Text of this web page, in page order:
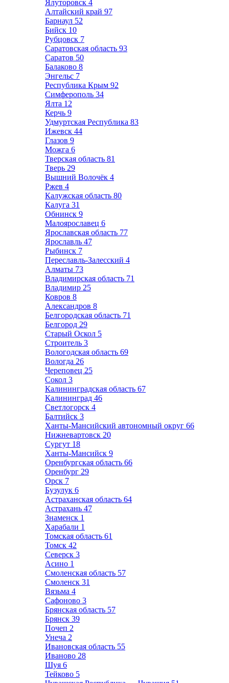
Ялуторовск 4
Алтайский край 97
Барнаул 52
Бийск 10
Рубцовск 7
Саратовская область 93
Саратов 50
Балаково 8
Энгельс 7
Республика Крым 92
Симферополь 34
Ялта 12
Керчь 9
Удмуртская Республика 83
Ижевск 44
Глазов 9
Можга 6
Тверская область 81
Тверь 29
Вышний Волочёк 4
Ржев 4
Калужская область 80
Калуга 31
Обнинск 9
Малоярославец 6
Ярославская область 77
Ярославль 47
Рыбинск 7
Переславль-Залесский 4
Алматы 73
Владимирская область 71
Владимир 25
Ковров 8
Александров 8
Белгородская область 71
Белгород 29
Старый Оскол 5
Строитель 3
Вологодская область 69
Вологда 26
Череповец 25
Сокол 3
Калининградская область 67
Калининград 46
Светлогорск 4
Балтийск 3
Ханты-Мансийский автономный округ 66
Нижневартовск 20
Сургут 18
Ханты-Мансийск 9
Оренбургская область 66
Оренбург 29
Орск 7
Бузулук 6
Астраханская область 64
Астрахань 47
Знаменск 1
Харабали 1
Томская область 61
Томск 42
Северск 3
Асино 1
Смоленская область 57
Смоленск 31
Вязьма 4
Сафоново 3
Брянская область 57
Брянск 39
Почеп 2
Унеча 2
Ивановская область 55
Иваново 28
Шуя 6
Тейково 5